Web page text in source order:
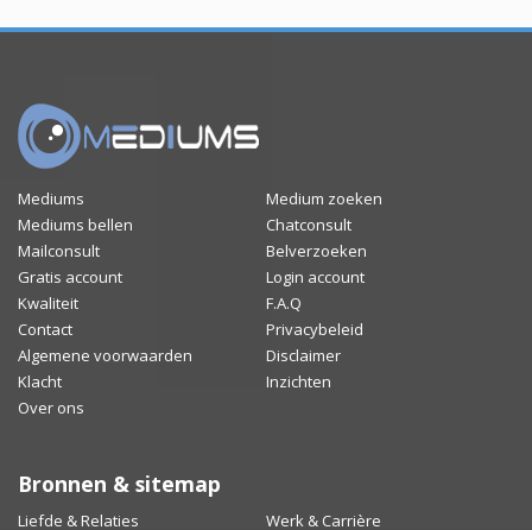
Mediums
Medium zoeken
Mediums bellen
Chatconsult
Mailconsult
Belverzoeken
Gratis account
Login account
Kwaliteit
F.A.Q
Contact
Privacybeleid
Algemene voorwaarden
Disclaimer
Klacht
Inzichten
Over ons
Bronnen & sitemap
Liefde & Relaties Werk & Carrière